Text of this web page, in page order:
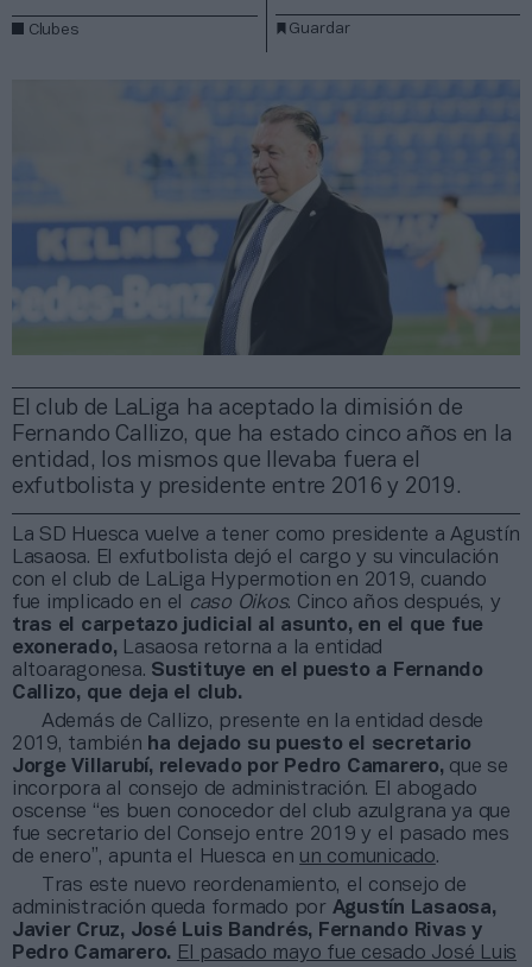
El club de LaLiga ha aceptado la dimisión de
Fernando Callizo, que ha estado cinco años en la
entidad, los mismos que llevaba fuera el
exfutbolista y presidente entre 2016 y 2019.
Clubes Guardar
La SD Huesca vuelve a tener como presidente a Agustín
Lasaosa. El exfutbolista dejó el cargo y su vinculación
con el club de LaLiga Hypermotion en 2019, cuando
fue implicado en el
caso Oikos. Cinco años después, y
tras el carpetazo judicial al asunto, en el que fue
exonerado, Lasaosa retorna a la entidad
altoaragonesa. Sustituye en el puesto a Fernando
Callizo, que deja el club.
Además de Callizo, presente en la entidad desde
2019, también ha dejado su puesto el secretario
Jorge Villarubí, relevado por Pedro Camarero, que se
incorpora al consejo de administración. El abogado
oscense “es buen conocedor del club azulgrana ya que
fue secretario del Consejo entre 2019 y el pasado mes
de enero”, apunta el Huesca en un comunicado.
Tras este nuevo reordenamiento, el consejo de
administración queda formado por Agustín Lasaosa,
Javier Cruz, José Luis Bandrés, Fernando Rivas y
Pedro Camarero. El pasado mayo fue cesado José Luis